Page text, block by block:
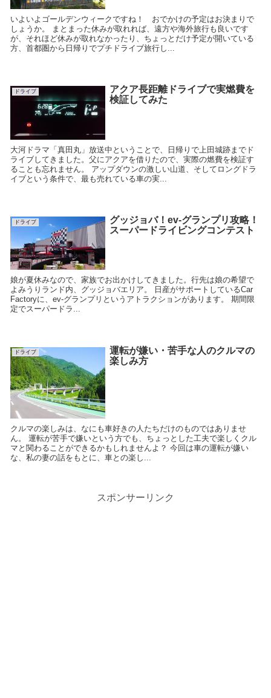
いよいよゴールデンウィークですね！ おでかけの予定はお決まりで
しょうか。 まとまった休みが取れれば、遠方や海外旅行も良いです
が、それほど休みが取れなかったり、ちょっとだけ予定が開いている
方、首都圏から日帰りでプチドライブ旅行し...
ドライブ
アクア長距離ドライブで実燃費を
検証してみた
大河ドラマ「真田丸」放送中ということで、日帰りで上田城跡までド
ライブしてきました。父にアクアを借りたので、実際の燃費を検証す
ることも忘れません。 アップダウンの激しい山道、そしてロングドラ
イブという条件で、最も売れている車の実...
ドライブ
グッジョバ！ev-グランプリ攻略！
スーパードライビングコンテスト
娘が夏休みなので、家族でお出かけしてきました。行先は娘の希望で
よみうりランド内、グッジョバエリア。 日産がサポートしているCar
Factoryに、ev-グランプリというアトラクションがあります。 期間限
定でスーパードラ...
ドライブ
運転が嫌い・苦手な人のクルマの
楽しみ方
クルマの楽しみは、なにも車好きの人たちだけのものではありませ
ん。 運転が苦手で嫌いという方でも、ちょっとした工夫で楽しくクル
マと関わることができるかもしれませんよ？ 今回は車の運転が嫌い
な、私の妻の話をもとに、車との楽し...
スポンサーリンク